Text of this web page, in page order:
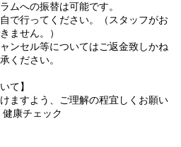
ムへの振替は可能です。
で行ってください。（スタッフがお
ません。）
ンセル等についてはご返金致しかね
ください。
て】
ますよう、ご理解の程宜しくお願い
康チェック